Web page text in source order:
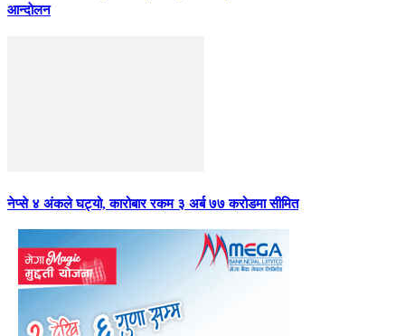
आन्दाेलन
नेप्से ४ अंकले घट्यो, कारोबार रकम ३ अर्ब ७७ करोडमा सीमित